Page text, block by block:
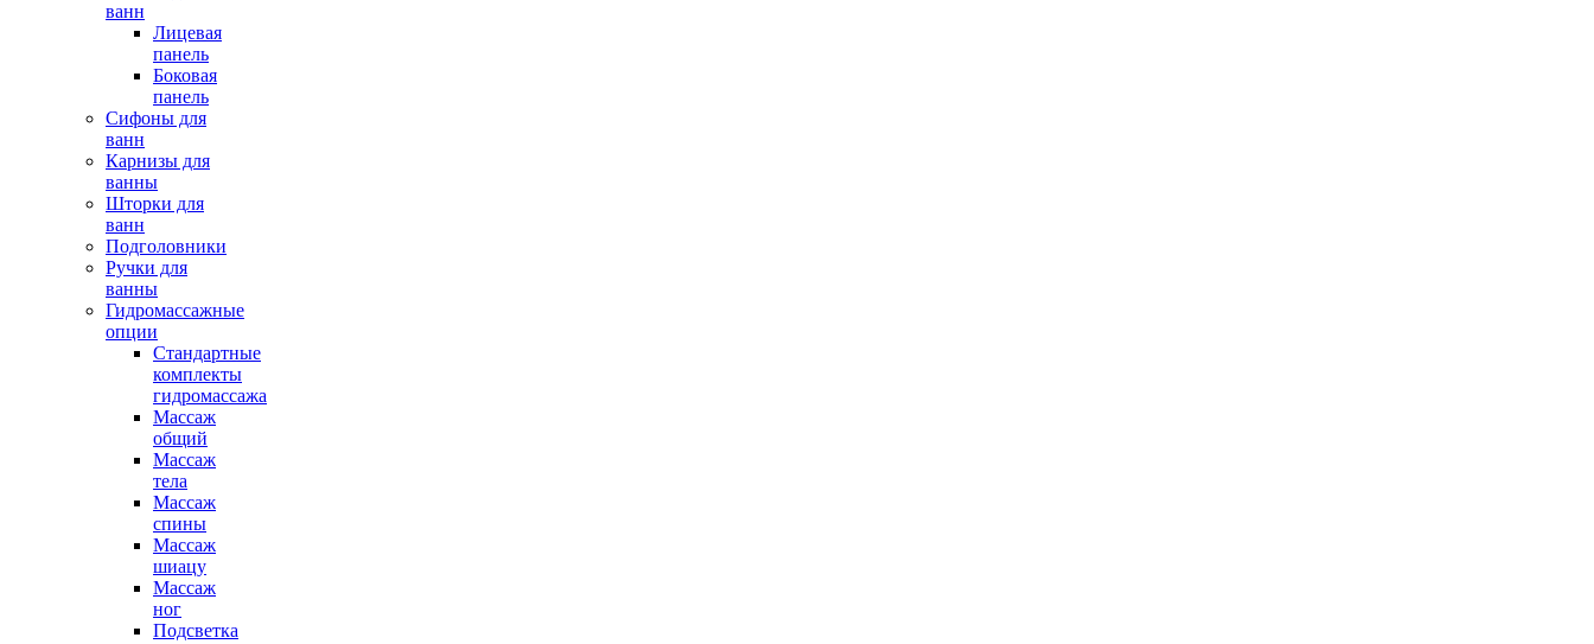
ванн
Лицевая
панель
Боковая
панель
Сифоны для
ванн
Карнизы для
ванны
Шторки для
ванн
Подголовники
Ручки для
ванны
Гидромассажные
опции
Стандартные
комплекты
гидромассажа
Массаж
общий
Массаж
тела
Массаж
спины
Массаж
шиацу
Массаж
ног
Подсветка